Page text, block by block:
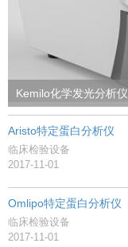
Kemilo化学发光分析仪
Aristo特定蛋白分析仪
临床检验设备
2017-11-01
Omlipo特定蛋白分析仪
临床检验设备
2017-11-01